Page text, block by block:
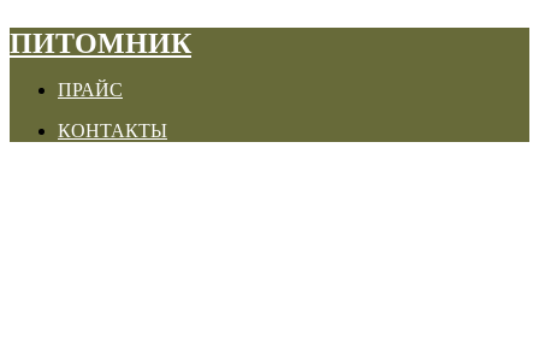
ПИТОМНИК
ПРАЙС
КОНТАКТЫ